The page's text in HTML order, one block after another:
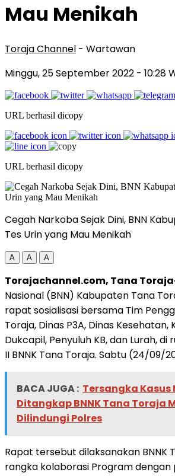
Mau Menikah
Toraja Channel - Wartawan
Minggu, 25 September 2022 - 10:28
URL berhasil dicopy
URL berhasil dicopy
Cegah Narkoba Sejak Dini, BNN
Tes Urin yang Mau Menikah
A A A
Torajachannel.com, Tana
Nasional (BNN) Kabupaten Tana
rapat sosialisasi bersama Tim
Toraja, Dinas P3A, Dinas Kesehatan,
Dukcapil, Penyuluh KB, dan Lurah,
II BNNK Tana Toraja. Sabtu (24/09/
BACA JUGA : Tersangka
Ditangkap BNNK Tana Toraja
Dilindungi Polres
Rapat tersebut dilaksanakan BNNK
rangka kolaborasi Program